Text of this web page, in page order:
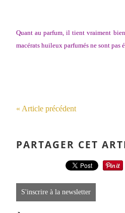
Quant au parfum, il tient vraiment
macérats huileux parfumés ne sont pas
« Article précédent
PARTAGER CET
S'inscrire à la newsletter